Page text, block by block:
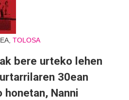
TOLOSA
bere urteko lehen
30ean
honetan, Nanni